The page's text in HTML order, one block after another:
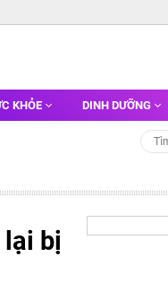
KHỎE DINH DƯỠNG
lại bị